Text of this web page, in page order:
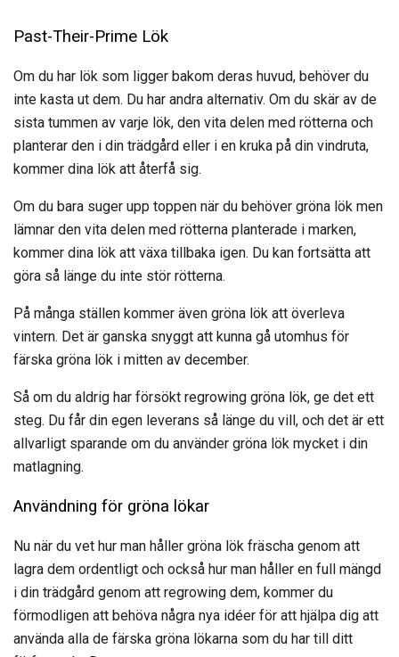
Past-Their-Prime Lök
Om du har lök som ligger bakom deras huvud, behöver du
inte kasta ut dem. Du har andra alternativ. Om du skär av de
sista tummen av varje lök, den vita delen med rötterna och
planterar den i din trädgård eller i en kruka på din vindruta,
kommer dina lök att återfå sig.
Om du bara suger upp toppen när du behöver gröna lök men
lämnar den vita delen med rötterna planterade i marken,
kommer dina lök att växa tillbaka igen. Du kan fortsätta att
göra så länge du inte stör rötterna.
På många ställen kommer även gröna lök att överleva
vintern. Det är ganska snyggt att kunna gå utomhus för
färska gröna lök i mitten av december.
Så om du aldrig har försökt regrowing gröna lök, ge det ett
steg. Du får din egen leverans så länge du vill, och det är ett
allvarligt sparande om du använder gröna lök mycket i din
matlagning.
Användning för gröna lökar
Nu när du vet hur man håller gröna lök fräscha genom att
lagra dem ordentligt och också hur man håller en full mängd
i din trädgård genom att regrowing dem, kommer du
förmodligen att behöva några nya idéer för att hjälpa dig att
använda alla de färska gröna lökarna som du har till ditt